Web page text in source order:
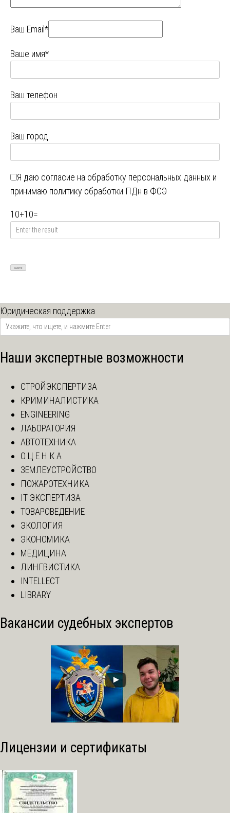
Ваш Email*
Ваше имя*
Ваш телефон
Ваш город
Я даю согласие на обработку персональных данных и
принимаю политику обработки ПДн в ФСЭ
10+10=
Юридическая поддержка
Наши экспертные возможности
СТРОЙЭКСПЕРТИЗА
КРИМИНАЛИСТИКА
ENGINEERING
ЛАБОРАТОРИЯ
АВТОТЕХНИКА
О Ц Е Н К А
ЗЕМЛЕУСТРОЙСТВО
ПОЖАРОТЕХНИКА
IT ЭКСПЕРТИЗА
ТОВАРОВЕДЕНИЕ
ЭКОЛОГИЯ
ЭКОНОМИКА
МЕДИЦИНА
ЛИНГВИСТИКА
INTELLECT
LIBRARY
Вакансии судебных экспертов
Лицензии и сертификаты